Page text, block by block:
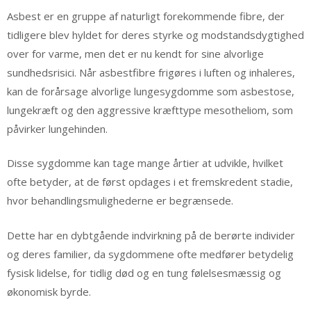
Asbest er en gruppe af naturligt forekommende fibre, der
tidligere blev hyldet for deres styrke og modstandsdygtighed
over for varme, men det er nu kendt for sine alvorlige
sundhedsrisici. Når asbestfibre frigøres i luften og inhaleres,
kan de forårsage alvorlige lungesygdomme som asbestose,
lungekræft og den aggressive kræfttype mesotheliom, som
påvirker lungehinden.
Disse sygdomme kan tage mange årtier at udvikle, hvilket
ofte betyder, at de først opdages i et fremskredent stadie,
hvor behandlingsmulighederne er begrænsede.
Dette har en dybtgående indvirkning på de berørte individer
og deres familier, da sygdommene ofte medfører betydelig
fysisk lidelse, for tidlig død og en tung følelsesmæssig og
økonomisk byrde.